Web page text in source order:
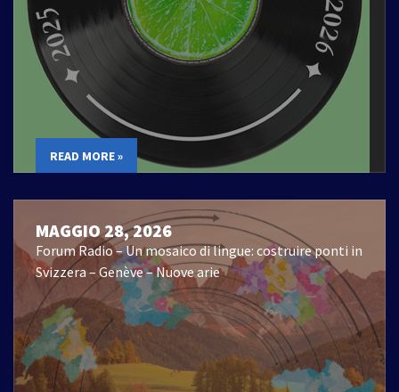
READ MORE »
MAGGIO 28, 2026
Forum Radio – Un mosaico di lingue: costruire ponti in
Svizzera – Genève – Nuove arie